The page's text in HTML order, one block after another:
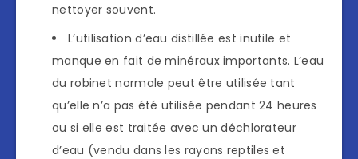
nettoyer souvent.
L’utilisation d’eau distillée est inutile et
manque en fait de minéraux importants. L’eau
du robinet normale peut être utilisée tant
qu’elle n’a pas été utilisée pendant 24 heures
ou si elle est traitée avec un déchlorateur
d’eau (vendu dans les rayons reptiles et